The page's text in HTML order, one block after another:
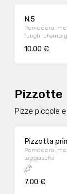
N.5
Pomodoro,
funghi
10.00 €
Pizzotte
Pizze piccole
Pizzotta
Pomodoro,
taggiasche
7.00 €